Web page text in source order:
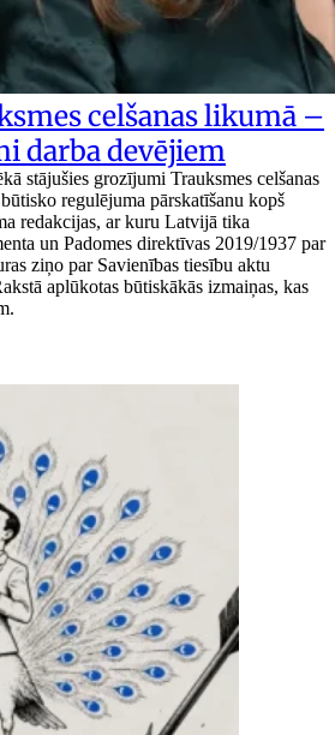
celšanas likumā –
darba devējiem
stājušies grozījumi Trauksmes celšanas
regulējuma pārskatīšanu kopš
redakcijas, ar kuru Latvijā tika
un Padomes direktīvas 2019/1937 par
ziņo par Savienības tiesību aktu
aplūkotas būtiskākās izmaiņas, kas